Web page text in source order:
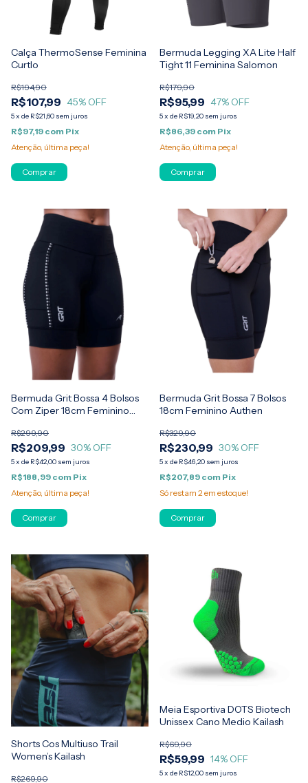
Calça ThermoSense Feminina
Curtlo
R$107,99
R$194,90
45% OFF
5x de R$21,60 sem juros
R$97,19 com Pix
Atenção, última peça!
Comprar
Bermuda Legging XA Lite Half
Tight 11 Feminina Salomon
R$95,99
R$179,90
47% OFF
5x de R$19,20 sem juros
R$86,39 com Pix
Atenção, última peça!
Comprar
Bermuda Grit Bossa 4 Bolsos
Com Ziper 18cm Feminino
R$209,99
R$299,90
30% OFF
5x de R$42,00 sem juros
R$188,99 com Pix
Atenção, última peça!
Comprar
Bermuda Grit Bossa 7 Bolsos
18cm Feminino Authen
R$230,99
R$329,90
30% OFF
5x de R$46,20 sem juros
R$207,89 com Pix
Só restam 2 em estoque!
Comprar
Shorts Cos Multiuso Trail
Women’s Kailash
R$269,90
Meia Esportiva DOTS Biotech
Unissex Cano Medio Kailash
R$59,99
R$69,90
14% OFF
5x de R$12,00 sem juros